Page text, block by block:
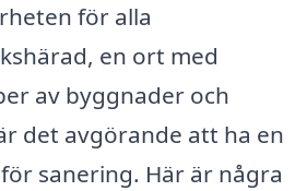
för alla
en ort med
av byggnader och
det avgörande att ha en
sanering. Här är några